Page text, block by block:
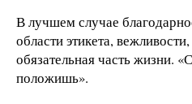
В лучшем случае
области этикета,
обязательная часть жизни.
положишь».